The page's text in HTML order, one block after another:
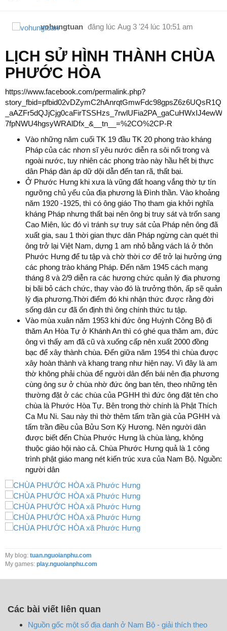
vohungtuan đăng lúc Aug 3 '24 lúc 10:51 am
LỊCH SỬ HÌNH THÀNH CHÙA
PHƯỚC HÒA
https://www.facebook.com/permalink.php?
7fpNWU4hgsyWRAlDfx_&__tn__=%2CO%2CP-R
Vào những năm cuối TK 19 đầu TK 20 phong trào kháng
Pháp của các nhơn sĩ yêu nước diễn ra sôi nổi trong và
ngoài nước, tuy nhiên các phong trào này hầu hết bị thực
dân Pháp đàn áp dữ dội dẫn đến tan rã, thất bại.
Ở Phước Hưng khi xưa là vũng đất hoang vắng thờ tự tín
ngưỡng chủ yếu của địa phương là Đình thần. Vào khoảng
năm 1920 -1925, thì có ông giáo Thọ tham gia khởi nghĩa
kháng Pháp nhưng thất bại nên ông bị truy sát và trốn sang
Cao Miên, lúc đó vì tránh sự truy sát của Pháp nên ông đã
xuất gia, sau 1 thời gian thực dân Pháp ngừng càn quét thì
ông trở lại Việt Nam, dựng 1 am nhỏ bằng vách lá ở thôn
Phước Hưng để tu tập và chờ thời cơ để trở lại hưởng ứng
các phong trào kháng Pháp. Đến năm 1945 cách mạng
tháng 8 và 2/9 diễn ra các hương chức quản lý địa phương
bị bãi bỏ cách chức, thay vào đó là trưởng thôn, ấp sẽ quản
lý địa phương.Thời điểm đó khi nhận thức được rằng đời
sống dân cư đã ổn định thì ông chính thức tu tập.
Vào mùa xuân năm 1953 khi đức ông Huỳnh Công Bộ đi
thăm An Hòa Tự ở Khánh An thì có ghé qua thăm am, đức
ông vì thấy am đã cũ và xuống cấp nên xuất 2000 đồng
bạc để xây thành chùa. Đến giữa năm 1954 thì chùa được
xây hoàn thành và khang trang như hiện nay. Vì đây là am
thờ không phải chùa để người dân đến bái nên địa phương
cùng ông sư ở chùa nhờ đức ông ban tên, theo những tên
thường đặt ở các chùa của PGHH thì đức ông đặt tên cho
chùa là Phước Hòa Tự. Bên trong thờ chính là Phật Thích
Ca Mu Ni. Sau này thì thờ thêm tấm trần già của PGHH và
tấm trần điều của Bửu Sơn Kỳ Hương. Nên người dân
được biết đến Chùa Phước Hưng là chùa làng, không
thuộc giáo hội nào cả. Chùa Phước Hưng quả là 1 công
trình phật giáo mang nét kiến trúc xưa của Nam Bộ. Nguồn:
người dân
My blog: tuan.nguoianphu.com
My games: play.nguoianphu.com
Các bài viết liên quan
Nguồn gốc một số địa danh ở Nam Bộ - giải thích theo